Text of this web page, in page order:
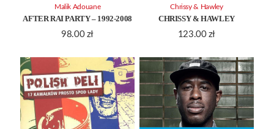
AFTER RAI PARTY – 1992-2008
98.00 zł
Malik Adouane
CHRISSY & HAWLEY
123.00 zł
Chrissy & Hawley